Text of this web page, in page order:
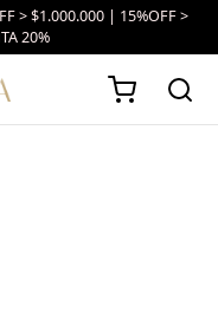
> $1.000.000 | 15%OFF >
20%